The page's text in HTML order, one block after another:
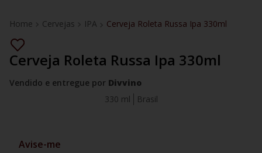
Cervejas IPA Cerveja Roleta Russa Ipa 330ml
Cerveja Roleta Russa Ipa 330ml
Vendido e entregue por Divvino
330 ml
Brasil
Avise-me